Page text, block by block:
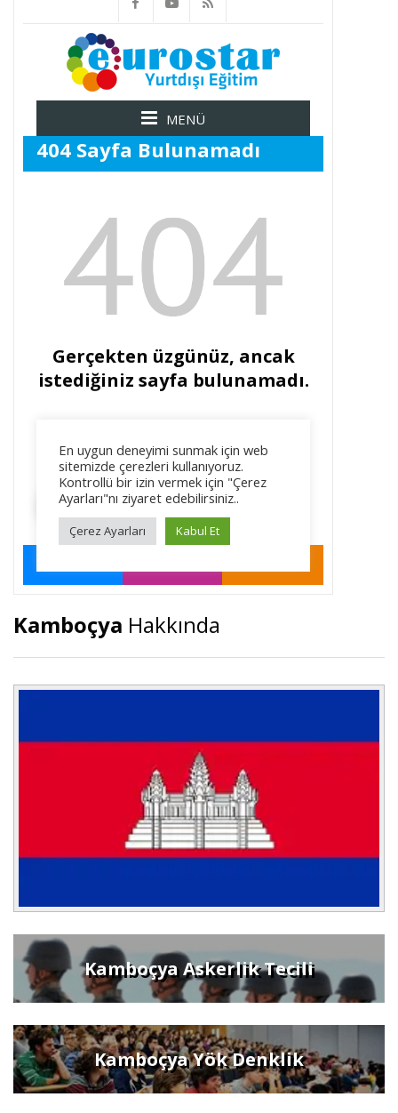
Kamboçya Hakkında
Kamboçya Askerlik Tecili
Kamboçya Yök Denklik